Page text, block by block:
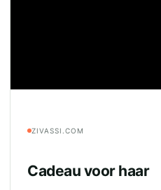
ZIVASSI.COM
Cadeau voor haar